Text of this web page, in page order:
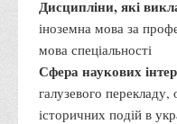
Фотогалерея
Відеогалерея
ВТЕІ у ЗМІ
Дисципліни, які
іноземна мова за
мова спеціальності
Сфера наукових
галузевого перекладу,
історичних подій в